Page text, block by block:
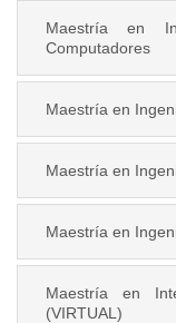
Maestría en
Computadores
Maestría en
Maestría en
Maestría en
Maestría en
(VIRTUAL)